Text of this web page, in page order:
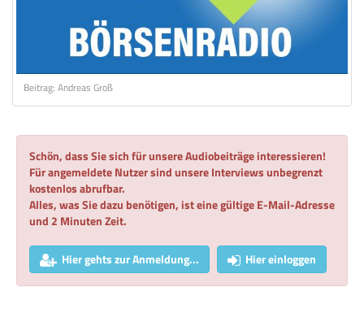
Beitrag: Andreas Groß
Schön, dass Sie sich für unsere Audiobeiträge interessieren!
Für angemeldete Nutzer sind unsere Interviews unbegrenzt
kostenlos abrufbar.
Alles, was Sie dazu benötigen, ist eine gültige E-Mail-Adresse
und 2 Minuten Zeit.
Hier gehts zur Anmeldung... Hier einloggen